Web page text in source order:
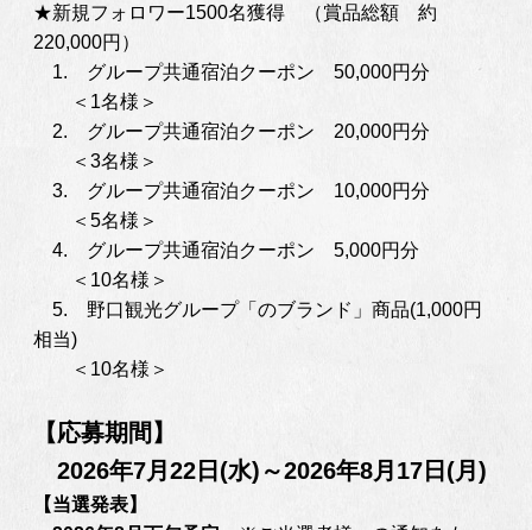
★新規フォロワー1500名獲得 （賞品総額 約
220,000円）
1. グループ共通宿泊クーポン 50,000円分
＜1名様＞
2. グループ共通宿泊クーポン 20,000円分
＜3名様＞
3. グループ共通宿泊クーポン 10,000円分
＜5名様＞
4. グループ共通宿泊クーポン 5,000円分
＜10名様＞
5. 野口観光グループ「のブランド」商品(1,000円
相当)
＜10名様＞
【応募期間】
2026年7月22日(水)～2026年8月17日(月)
【当選発表】